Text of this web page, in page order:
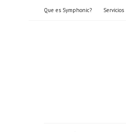
Que es Symphonic? Servicios